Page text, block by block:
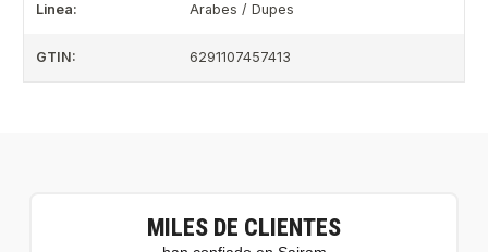
Linea: Arabes / Dupes
GTIN: 6291107457413
MILES DE CLIENTES